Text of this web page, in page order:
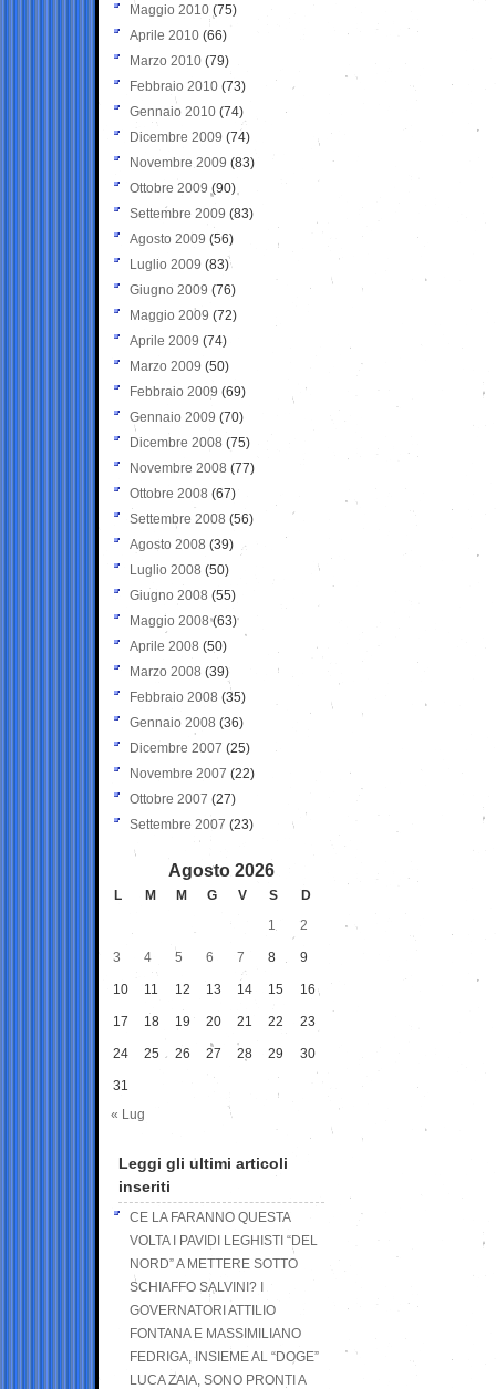
Maggio 2010 (75)
Aprile 2010 (66)
Marzo 2010 (79)
Febbraio 2010 (73)
Gennaio 2010 (74)
Dicembre 2009 (74)
Novembre 2009 (83)
Ottobre 2009 (90)
Settembre 2009 (83)
Agosto 2009 (56)
Luglio 2009 (83)
Giugno 2009 (76)
Maggio 2009 (72)
Aprile 2009 (74)
Marzo 2009 (50)
Febbraio 2009 (69)
Gennaio 2009 (70)
Dicembre 2008 (75)
Novembre 2008 (77)
Ottobre 2008 (67)
Settembre 2008 (56)
Agosto 2008 (39)
Luglio 2008 (50)
Giugno 2008 (55)
Maggio 2008(63)
Aprile 2008 (50)
Marzo 2008 (39)
Febbraio 2008 (35)
Gennaio 2008 (36)
Dicembre 2007 (25)
Novembre 2007 (22)
Ottobre 2007 (27)
Settembre 2007 (23)
Agosto 2026
L M M G V S
D
1
2
3 4 5 6 7 8 9
10 11 12 13 14 15 16
17 18 19 20 21 22 23
24 25 26 27 28 29 30
31
« Lug
Leggi gli ultimi articoli
inseriti
CE LA FARANNO QUESTA
VOLTA I PAVIDI LEGHISTI “DEL
NORD” A METTERE SOTTO
SCHIAFFO SALVINI? I
GOVERNATORI ATTILIO
FONTANA E MASSIMILIANO
FEDRIGA, INSIEME AL “DOGE”
LUCA ZAIA, SONO PRONTI A